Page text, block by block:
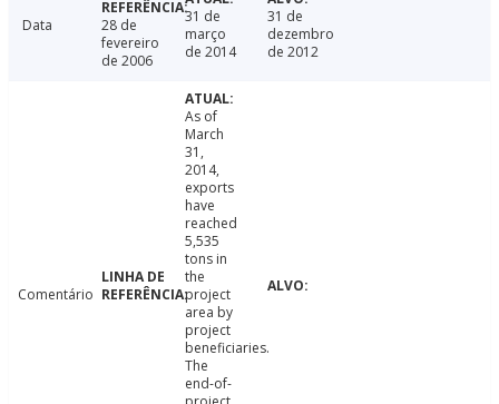
Data
28 de
fevereiro
de 2006
31 de
março
de 2014
31 de
dezembro
de 2012
Comentário
As of
March
31,
2014,
exports
have
reached
5,535
tons in
the
project
area by
project
beneficiaries.
The
end-of-